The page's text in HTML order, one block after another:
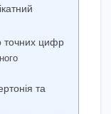
точних цифр
та